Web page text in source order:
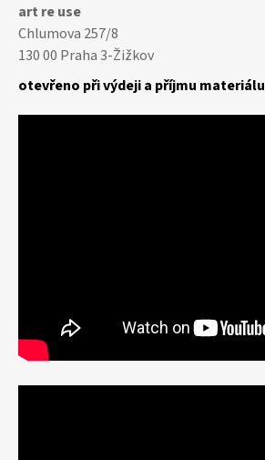
art re use
Chlumova 257/8
130 00 Praha 3-Žižkov
otevřeno při výdeji a příjmu materiálu